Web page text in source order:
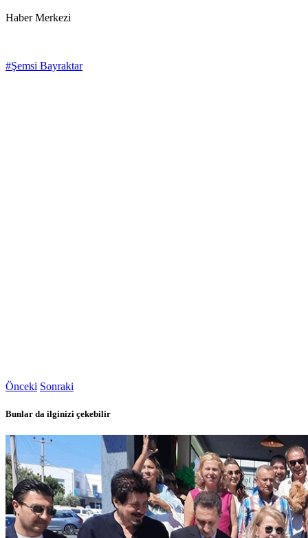
Haber Merkezi
#Şemsi Bayraktar
Önceki Sonraki
Bunlar da ilginizi çekebilir